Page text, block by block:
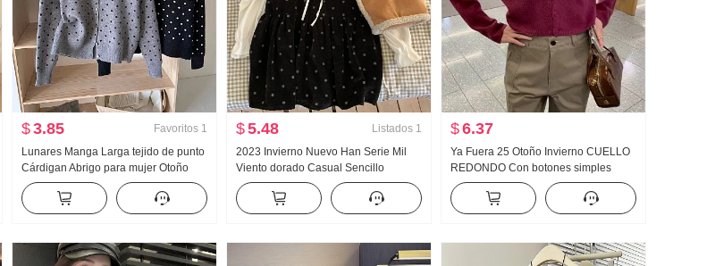
$3.85 Favoritos 1
Lunares Manga Larga tejido de punto
Cárdigan Abrigo para mujer Otoño
2025 Nuevo Diseño Sentido Nicho
Único Absolutamente hermoso Top
Versión ligera
$5.48 Listados 1
2023 Invierno Nuevo Han Serie Mil
Viento dorado Casual Sencillo
Camisa de fondo Combinación
Hinchada Lunares Falda
$6.37
Ya Fuera 25 Otoño Invierno CUELLO
REDONDO Con botones simples
Corto Adelgazante Cachemira
Chaqueta de punto